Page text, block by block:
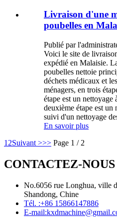
Livraison d'une
poubelles en
Publié par
Voici le site de
expédié en Malaisie.
poubelles nettoie
déchets médicaux et
ménagers, en trois
étape est un nettoyage
deuxième étape est un
suivi d'un nettoyage
En savoir plus
1 2Suivant >>> Page 1 / 2
CONTACTEZ-NOUS
No.6056 rue Longhua, ville
Shandong, Chine
Tél. :+86 15866147886
E-mail: